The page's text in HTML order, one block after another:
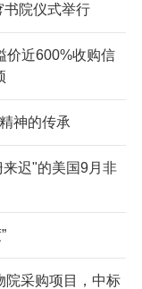
院仪式举行
价近600%收购信
神的传承
迟"的美国9月非
采购项目，中标